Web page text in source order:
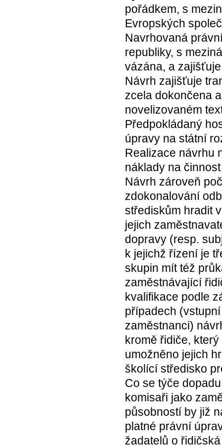
pořádkem, s
Evropských
Navrhovaná
republiky, s
vázána, a
Návrh zajišťuje
zcela dokončena
novelizovaném
Předpokládaný
úpravy na státní
Realizace návrhu
náklady na
Návrh zároveň
zdokonalování
střediskům hradit
jejich
dopravy (resp.
k jejichž řízení je
skupin mít též
zaměstnávající
kvalifikace podle
případech
zaměstnanci)
kromě řidiče,
umožněno jejich
školící středisko
Co se týče
komisaři jako
působností by již
platné právní
žadatelů o